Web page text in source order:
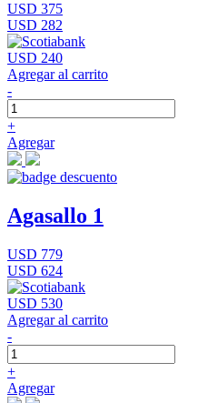
USD 375
USD 282
USD 240
Agregar al carrito
-
+
Agregar
Agasallo 1
USD 779
USD 624
USD 530
Agregar al carrito
-
+
Agregar